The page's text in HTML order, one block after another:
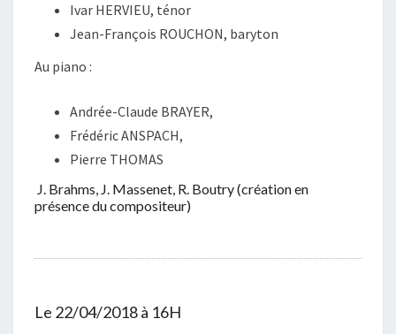
Ivar HERVIEU, ténor
Jean-François ROUCHON, baryton
Au piano :
Andrée-Claude BRAYER,
Frédéric ANSPACH,
Pierre THOMAS
J. Brahms, J. Massenet, R. Boutry (création en
présence du compositeur)
Le 22/04/2018 à 16H